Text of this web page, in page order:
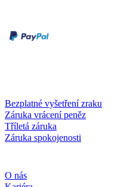
Bezplatné vyšetření zraku
Záruka vrácení peněz
Tříletá záruka
Záruka spokojenosti
O nás